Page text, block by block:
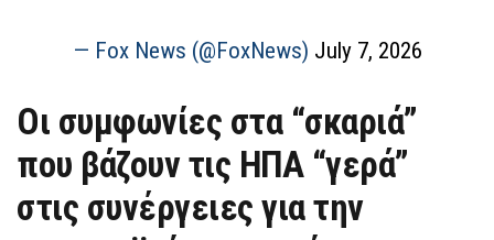
— Fox News (@FoxNews) July 7, 2026
Οι συμφωνίες στα “σκαριά”
που βάζουν τις ΗΠΑ “γερά”
στις συνέργειες για την